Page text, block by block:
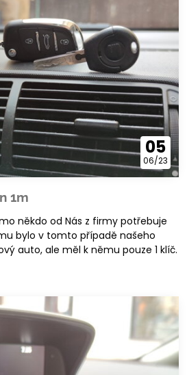
05
06/23
1m
někdo od Nás z firmy potřebuje
bylo v tomto případě našeho
auto, ale měl k němu pouze 1 klíč.